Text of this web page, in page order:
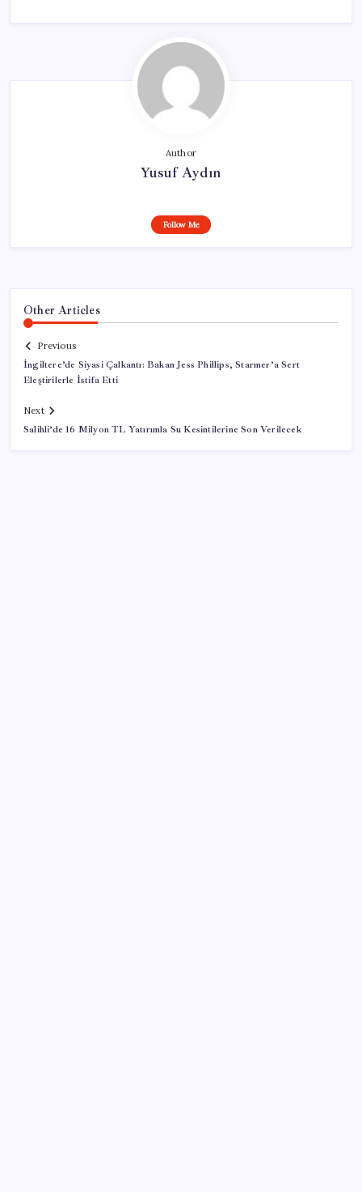
Author
Yusuf Aydın
Follow Me
Other Articles
Previous
İngiltere’de Siyasi Çalkantı: Bakan Jess Phillips, Starmer’a Sert
Eleştirilerle İstifa Etti
Next
Salihli’de 16 Milyon TL Yatırımla Su Kesintilerine Son Verilecek